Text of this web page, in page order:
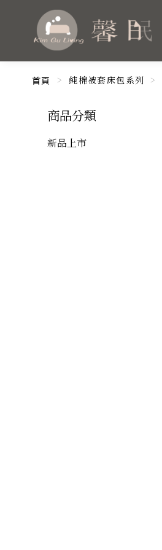
首頁 純棉被套床包系列
商品分類
新品上市